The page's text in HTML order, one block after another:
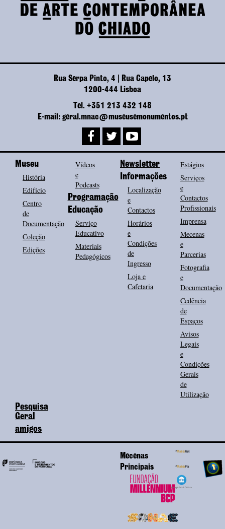
Rua Serpa Pinto, 4 | Rua Capelo, 13
1200-444 Lisboa
Tel. +351 213 432 148
E-mail: geral.mnac@museusemonumentos.pt
Museu
História
Edifício
Centro
de
Documentação
Coleção
Edições
Vídeos
e
Podcasts
Programação
Educação
Serviço
Educativo
Materiais
Pedagógicos
Newsletter
Informações
Localização
e
Contactos
Horários
e
Condições
de
Ingresso
Loja e
Cafetaria
Estágios
Serviços
e
Contactos
Profissionais
Imprensa
Mecenas
e
Parcerias
Fotografia
e
Documentação
Cedência
de
Espaços
Avisos
Legais
e
Condições
Gerais
de
Utilização
Pesquisa
Geral
amigos
Mecenas
Principais